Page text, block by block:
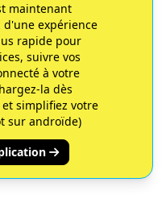
maintenant
d'une expérience
rapide pour
suivre vos
à votre
la dès
simplifiez votre
sur androïde)